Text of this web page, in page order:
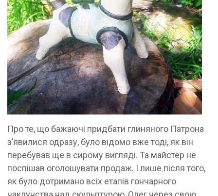
Про те, що бажаючі придбати глиняного Патрона
з’явилися одразу, було відомо вже тоді, як він
перебував ще в сирому вигляді. Та майстер не
поспішав оголошувати продаж. І лише після того,
як було дотримано всіх етапів гончарного